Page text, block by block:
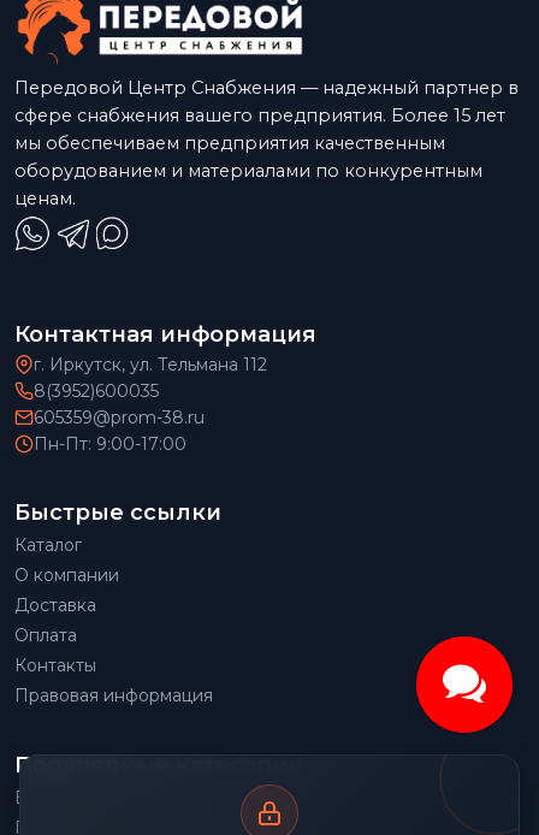
Передовой Центр Снабжения — надежный партнер в
сфере снабжения вашего предприятия. Более 15 лет
мы обеспечиваем предприятия качественным
оборудованием и материалами по конкурентным
ценам.
Контактная информация
г. Иркутск, ул. Тельмана 112
8(3952)600035
605359@prom-38.ru
Пн-Пт: 9:00-17:00
Быстрые ссылки
Каталог
О компании
Доставка
Оплата
Контакты
Правовая информация
Популярные категории
Весовое оборудование
Грузоподъемное оборудование